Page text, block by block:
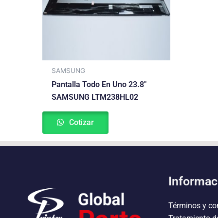
SAMSUNG
Pantalla Todo En Uno 23.8″
SAMSUNG LTM238HL02
Cotizar
Términos y